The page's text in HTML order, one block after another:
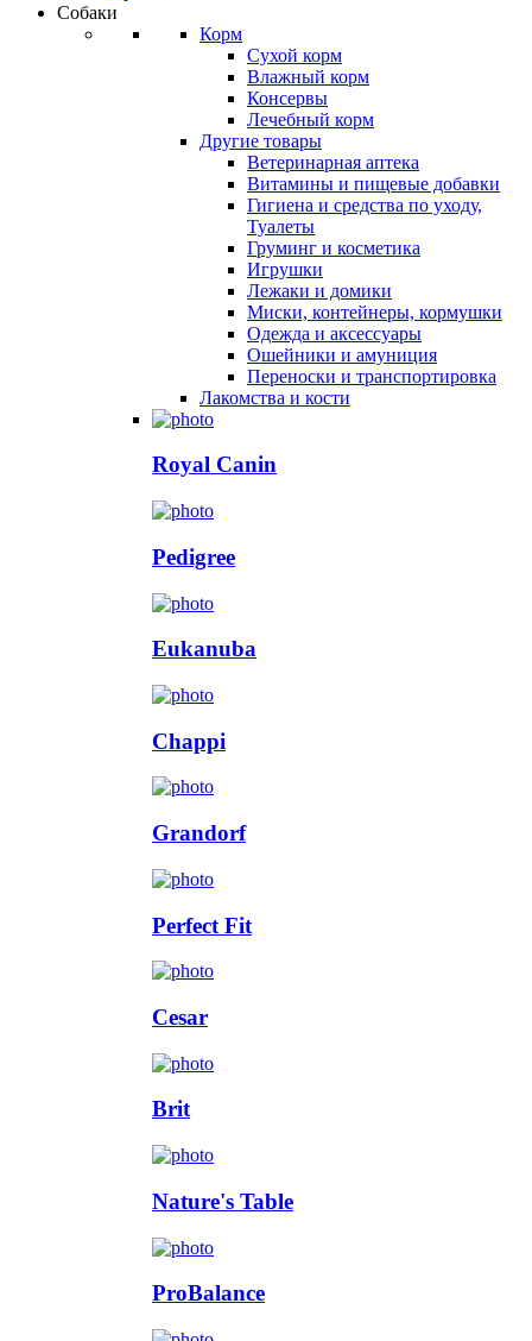
Собаки
Корм
Сухой корм
Влажный корм
Консервы
Лечебный корм
Другие товары
Ветеринарная аптека
Витамины и пищевые добавки
Гигиена и средства по уходу,
Туалеты
Груминг и косметика
Игрушки
Лежаки и домики
Миски, контейнеры, кормушки
Одежда и аксессуары
Ошейники и амуниция
Переноски и транспортировка
Лакомства и кости
Royal Canin
Pedigree
Eukanuba
Chappi
Grandorf
Perfect Fit
Cesar
Brit
Nature's Table
ProBalance